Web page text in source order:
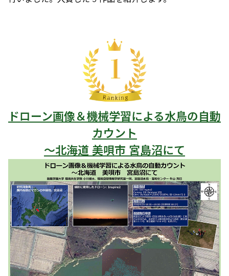
ドローン画像＆機械学習による水鳥の自動
カウント
～北海道 美唄市 宮島沼にて